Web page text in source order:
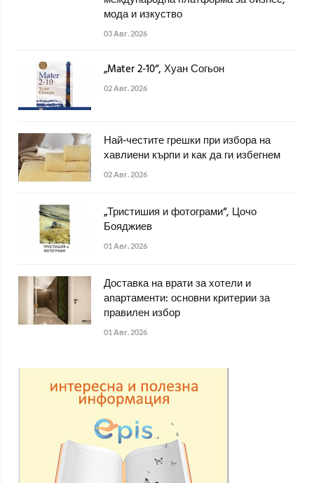
мода и изкуство
03 Авг. 2026
„Mater 2-10“, Хуан Согьон
02 Авг. 2026
Най-честите грешки при избора на
хавлиени кърпи и как да ги избегнем
02 Авг. 2026
„Тристишия и фотограми“, Цочо
Бояджиев
01 Авг. 2026
Доставка на врати за хотели и
апартаменти: основни критерии за
правилен избор
01 Авг. 2026